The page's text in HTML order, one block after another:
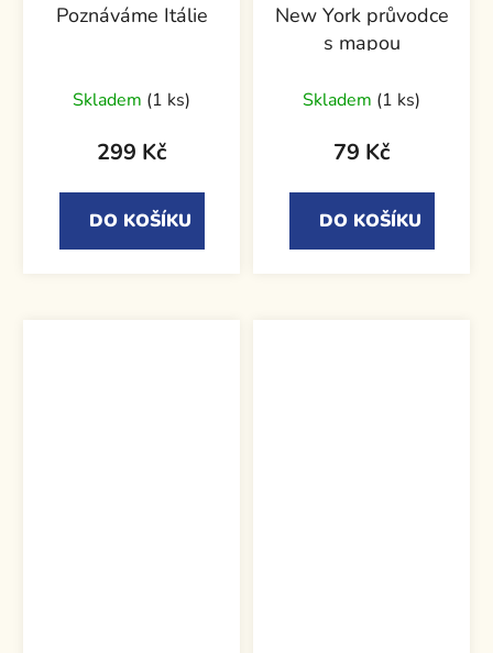
Poznáváme Itálie
Skladem (1 ks)
299 Kč
DO KOŠÍKU
New York průvodce
s mapou
Skladem (1 ks)
79 Kč
DO KOŠÍKU